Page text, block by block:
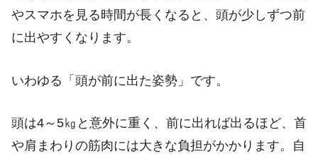
やスマホを見る時間が長くなると、頭が少しずつ前
に出やすくなります。
いわゆる「頭が前に出た姿勢」です。
頭は4～5㎏と意外に重く、前に出れば出るほど、首
や肩まわりの筋肉には大きな負担がかかります。自